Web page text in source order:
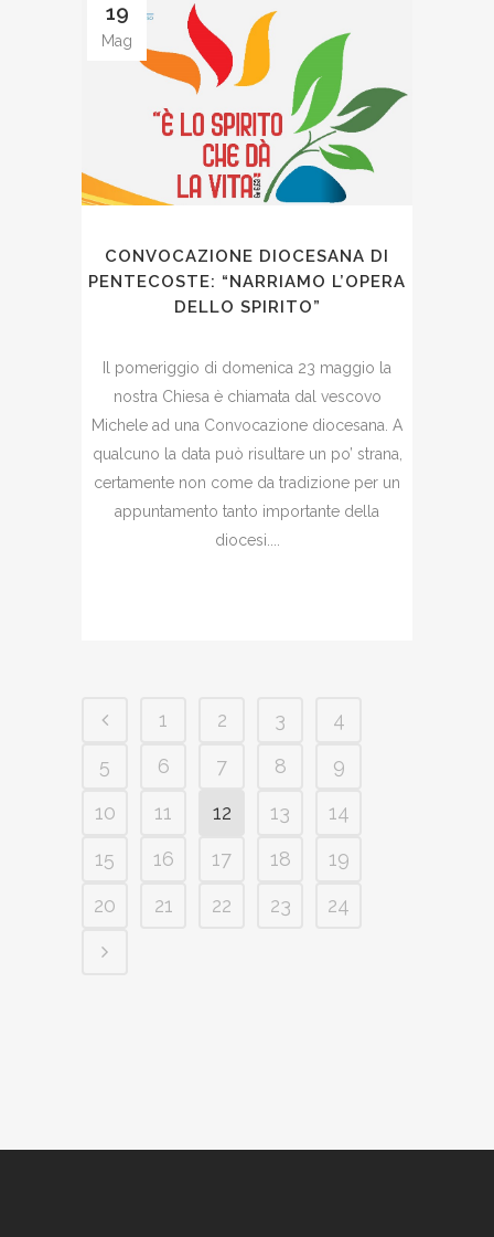
19
Mag
CONVOCAZIONE DIOCESANA DI
PENTECOSTE: “NARRIAMO L’OPERA
DELLO SPIRITO”
Il pomeriggio di domenica 23 maggio la
nostra Chiesa è chiamata dal vescovo
Michele ad una Convocazione diocesana. A
qualcuno la data può risultare un po’ strana,
certamente non come da tradizione per un
appuntamento tanto importante della
diocesi....
1 2 3
4
5
6 7 8
9
10
11 12 13
14
15
16 17 18
19
20
21 22 23 24